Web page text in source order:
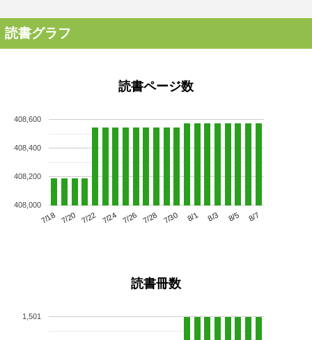
読書グラフ
読書ページ数
7/18 7/20 7/22 7/24 7/26 7/28 7/30 8/1 8/3 8/5 8/7
408,000
408,200
408,400
408,600
読書冊数
1,501